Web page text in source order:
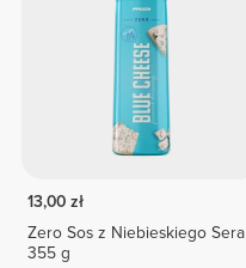
13,00 zł
Zero Sos z Niebieskiego Sera
355 g